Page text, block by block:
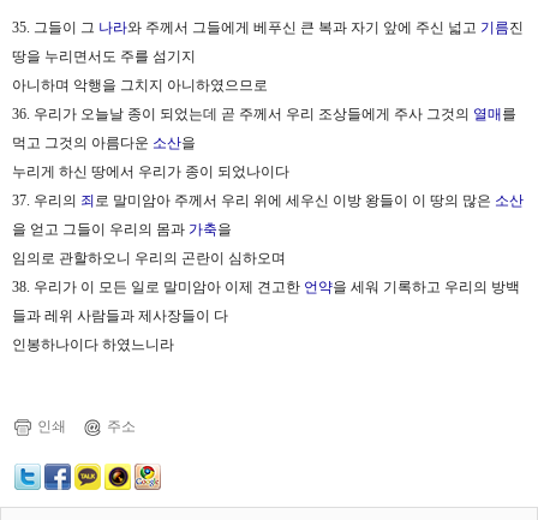
35. 그들이 그 나라와 주께서 그들에게 베푸신 큰 복과 자기 앞에 주신 넓고 기름진
땅을 누리면서도 주를 섬기지
아니하며 악행을 그치지 아니하였으므로
36. 우리가 오늘날 종이 되었는데 곧 주께서 우리 조상들에게 주사 그것의 열매를
먹고 그것의 아름다운 소산을
누리게 하신 땅에서 우리가 종이 되었나이다
37. 우리의 죄 로 말미암아 주께서 우리 위에 세우신 이방 왕들이 이 땅의 많은 소산
을 얻고 그들이 우리의 몸과 가축을
임의로 관할하오니 우리의 곤란이 심하오며
38. 우리가 이 모든 일로 말미암아 이제 견고한 언약을 세워 기록하고 우리의 방백
들과 레위 사람들과 제사장들이 다
인봉하나이다 하였느니라
인쇄 주소